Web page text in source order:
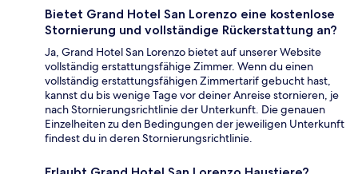
Bietet Grand Hotel San Lorenzo eine kostenlose
Stornierung und vollständige Rückerstattung an?
Ja, Grand Hotel San Lorenzo bietet auf unserer Website
vollständig erstattungsfähige Zimmer. Wenn du einen
vollständig erstattungsfähigen Zimmertarif gebucht hast,
kannst du bis wenige Tage vor deiner Anreise stornieren, je
nach Stornierungsrichtlinie der Unterkunft. Die genauen
Einzelheiten zu den Bedingungen der jeweiligen Unterkunft
findest du in deren Stornierungsrichtlinie.